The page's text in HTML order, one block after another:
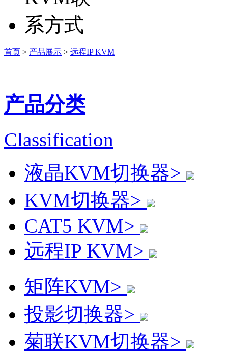
首页 > 产品展示 > 远程IP KVM
产品分类
Classification
液晶KVM切换器>
KVM切换器>
CAT5 KVM>
远程IP KVM>
矩阵KVM>
投影切换器>
菊联KVM切换器>